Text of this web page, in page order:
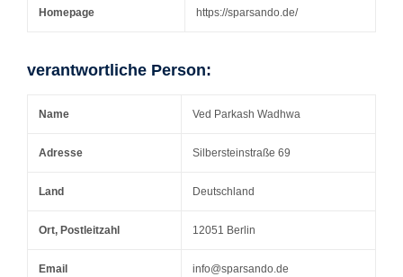
Homepage https://sparsando.de/
verantwortliche Person:
Name Ved Parkash Wadhwa
Adresse Silbersteinstraße 69
Land Deutschland
Ort, Postleitzahl 12051 Berlin
Email info@sparsando.de